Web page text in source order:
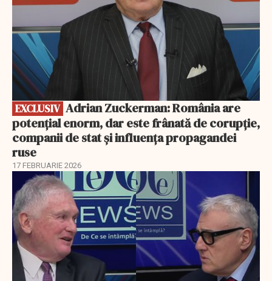
EXCLUSIV
potențial enorm, dar este frânată de corupție,
companii de stat și influența propagandei
ruse
17 FEBRUARIE 2026
EXCLUSIV